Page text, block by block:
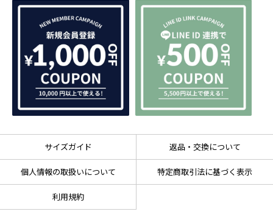
サイズガイド 返品・交換について
個人情報の取扱いについて 特定商取引法に基づく表示
利用規約